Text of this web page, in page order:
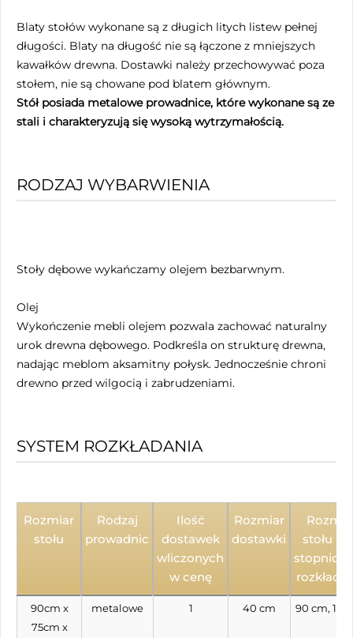
Blaty stołów wykonane są z długich litych listew pełnej
długości. Blaty na długość nie są łączone z mniejszych
kawałków drewna. Dostawki należy przechowywać poza
stołem, nie są chowane pod blatem głównym.
Stół posiada metalowe prowadnice, które wykonane są ze
stali i charakteryzują się wysoką wytrzymałością.
RODZAJ WYBARWIENIA
Stoły dębowe wykańczamy olejem bezbarwnym.
Olej
Wykończenie mebli olejem pozwala zachować naturalny
urok drewna dębowego. Podkreśla on strukturę drewna,
nadając meblom aksamitny połysk. Jednocześnie chroni
drewno przed wilgocią i zabrudzeniami.
SYSTEM ROZKŁADANIA
Rozmiar
stołu
Rodzaj
prowadnic
Ilość
dostawek
wliczonych
w cenę
Rozmiar
dostawki
stołu
90cm x
75cm x
metalowe 1 40 cm 90 cm, 130